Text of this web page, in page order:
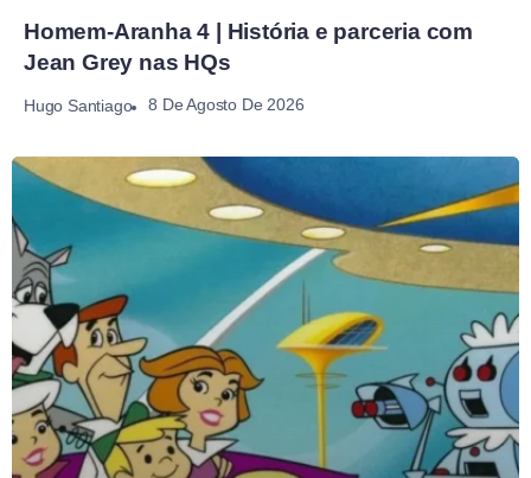
Homem-Aranha 4 | História e parceria com
Jean Grey nas HQs
Hugo Santiago 8 De Agosto De 2026